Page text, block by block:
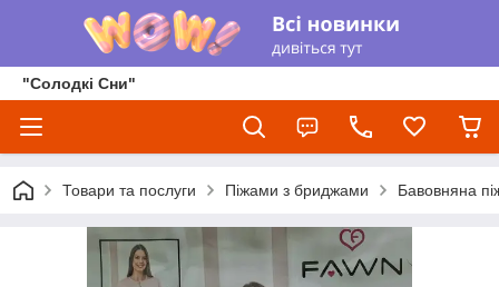
"Солодкі Сни"
Товари та послуги Піжами з бриджами Бавовняна